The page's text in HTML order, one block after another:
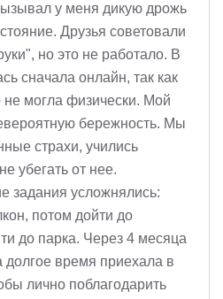
у меня дикую дрожь
Друзья советовали
но это не работало. В
сначала онлайн, так как
не могла физически. Мой
бережность. Мы
страхи, учились
убегать от нее.
задания усложнялись:
потом дойти до
до парка. Через 4 месяца
время приехала в
лично поблагодарить